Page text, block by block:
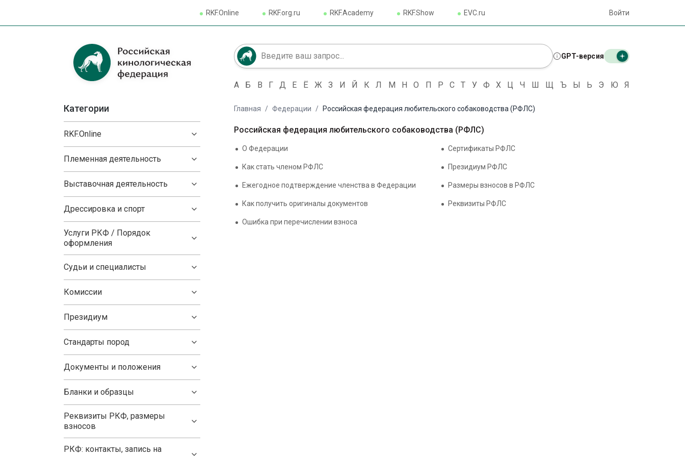
RKF.Online RKF.org.ru RKF.Academy RKF.Show EVC.ru Войти
Категории
RKF.Online
Племенная деятельность
Выставочная деятельность
Дрессировка и спорт
Услуги РКФ / Порядок
оформления
Судьи и специалисты
Комиссии
Президиум
Стандарты пород
Документы и положения
Бланки и образцы
Реквизиты РКФ, размеры
взносов
РКФ: контакты, запись на
GPT-версия
А Б В Г Д Е Ё Ж З И Й К Л М Н О П Р С Т У Ф Х Ц Ч Ш Щ Ъ Ы Ь Э Ю Я
Главная / Федерации / Российская федерация любительского собаководства (РФЛС)
Российская федерация любительского собаководства (РФЛС)
О Федерации
Как стать членом РФЛС
Ежегодное подтверждение членства в Федерации
Как получить оригиналы документов
Ошибка при перечислении взноса
Сертификаты РФЛС
Президиум РФЛС
Размеры взносов в РФЛС
Реквизиты РФЛС